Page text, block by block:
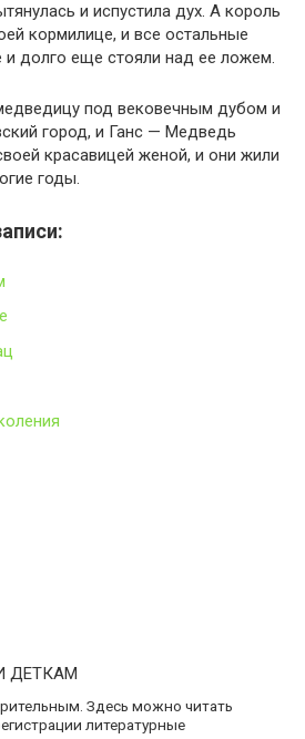
и испустила дух. А король
кормилице, и все остальные
и долго еще стояли над ее ложем.
под вековечным дубом и
город, и Ганс — Медведь
красавицей женой, и они жили
годы.
ДЕТКАМ
Здесь можно читать
литературные